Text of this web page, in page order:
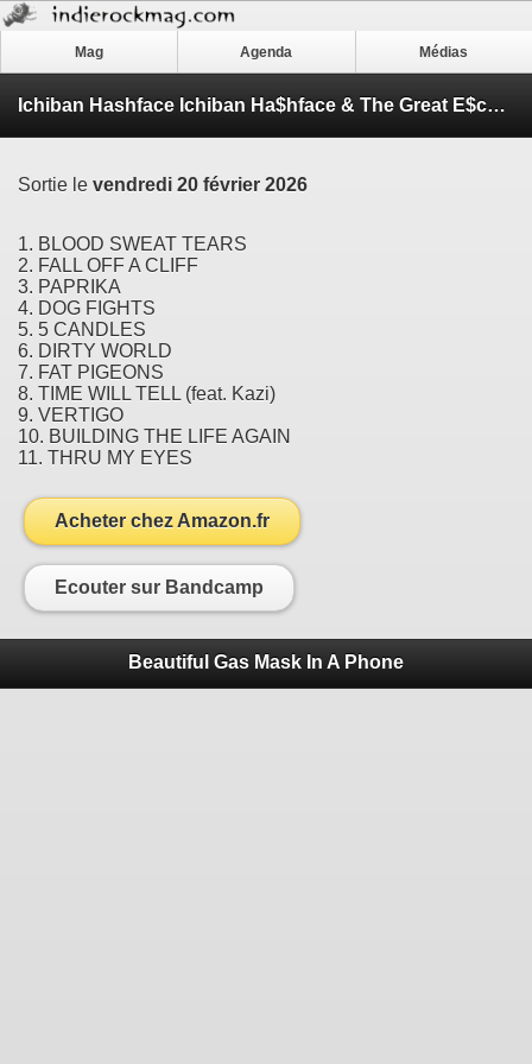
Mag Agenda Médias
Ichiban Hashface Ichiban Ha$hface & The Great E$cape
Sortie le vendredi 20 février 2026
1. BLOOD SWEAT TEARS
2. FALL OFF A CLIFF
3. PAPRIKA
4. DOG FIGHTS
5. 5 CANDLES
6. DIRTY WORLD
7. FAT PIGEONS
8. TIME WILL TELL (feat. Kazi)
9. VERTIGO
10. BUILDING THE LIFE AGAIN
11. THRU MY EYES
Acheter chez Amazon.fr
Ecouter sur Bandcamp
Beautiful Gas Mask In A Phone